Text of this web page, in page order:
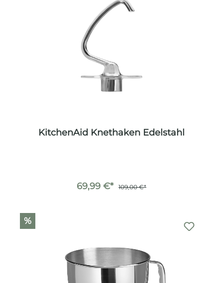
KitchenAid Knethaken Edelstahl
69,99 €* 109,00 €*
%